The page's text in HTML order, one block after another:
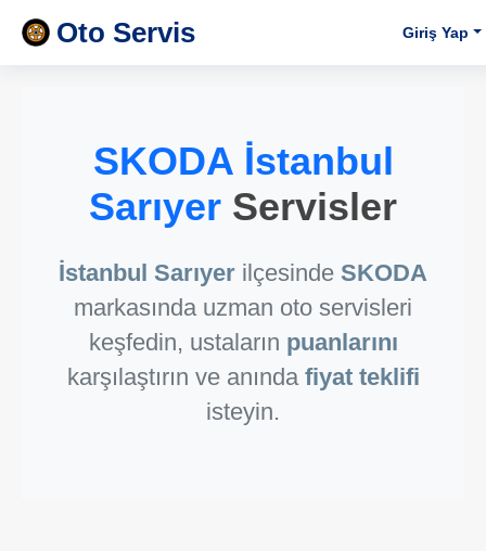
Oto Servis Giriş Yap
SKODA İstanbul
Sarıyer Servisler
İstanbul Sarıyer ilçesinde SKODA
markasında uzman oto servisleri
keşfedin, ustaların puanlarını
karşılaştırın ve anında fiyat teklifi
isteyin.